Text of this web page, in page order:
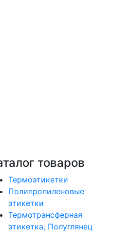
товаров
Термоэтикетки
Полипропиленовые
этикетки
Термотрансферная
этикетка, Полуглянец